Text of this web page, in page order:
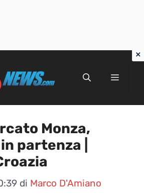
Menu
Monza,
partenza |
di Marco D'Amiano